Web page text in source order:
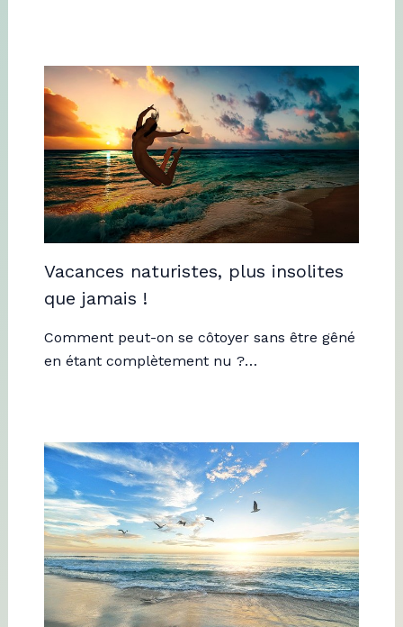
Vacances naturistes, plus insolites
que jamais !
Comment peut-on se côtoyer sans être gêné
en étant complètement nu ?…